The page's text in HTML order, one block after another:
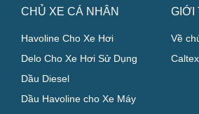
CHỦ XE CÁ NHÂN
Havoline Cho Xe Hơi
Delo Cho Xe Hơi Sử Dụng
Dầu Diesel
Dầu Havoline cho Xe Máy
GIỚI
Về